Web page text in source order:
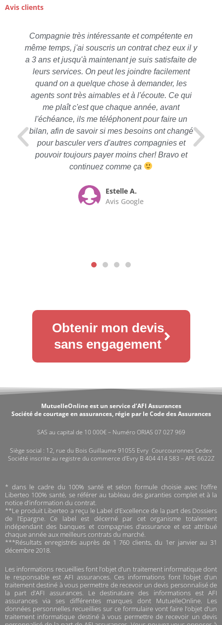
Avis clients
Compagnie très intéressante et compétente en
même temps, j'ai souscris un contrat chez eux il y
a 3 ans et jusqu'à maintenant je suis satisfaite de
leurs services. On peut les joindre facilement
quand on a quelque chose à demander, les
agents sont très aimables et à l'écoute. Ce qui
me plaît c'est que chaque année, avant
l'échéance, ils me téléphonent pour faire un
bilan, afin de savoir si mes besoins ont changé
pour basculer vers d'autres compagnies et
pouvoir toujours payer moins cher! Bravo et
continuez comme ça
Estelle A.
Avis Google
Obtenir mon devis
sans engagement
MutuelleOnline est un service d’AFI Assurances
Société de courtage en assurances, régie par le Code des Assurances
SAS au capital de 10 000€ – Numéro ORIAS 07 027 969
Siège social : 12, rue du Bois Guillaume 91055 Evry Courcouronnes Cedex
Société inscrite au registre du commerce d’Evry B 404 414 583 – APE 6622Z
* dans le cadre du 100% santé et selon formule choisie avec l’offre
Liberteo 100% santé, se référer au tableau des garanties complet et à la
notice d’information du contrat.
**Le produit Liberteo a reçu le Label d’Excellence de la part des Dossiers
de l’Epargne. Ce label est décerné par cet organisme totalement
indépendant des banques et compagnies d’assurance et est attribué
chaque année aux meilleurs contrats du marché.
***Résultats enregistrés auprès de 1 760 clients, du 1er janvier au 31
décembre 2018.
Les informations recueillies font l’objet d’un traitement informatique dont
le responsable est AFI assurances. Ces informations font l’objet d’un
traitement destiné à vous permettre de recevoir un devis personnalisé de
la part d’AFI assurances. Le destinataire des informations est AFI
assurances via ses différentes marques dont MutuelleOnline. Les
données personnelles recueillies sur ce formulaire vont faire l’objet d’un
traitement informatique destiné à vous permettre de recevoir un devis